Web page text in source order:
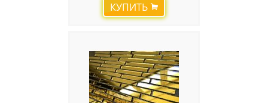
КУПИТЬ